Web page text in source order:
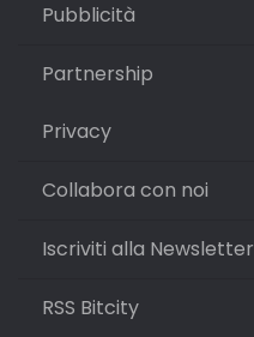
Pubblicità
Partnership
Privacy
Collabora con noi
Iscriviti alla Newsletter
RSS Bitcity